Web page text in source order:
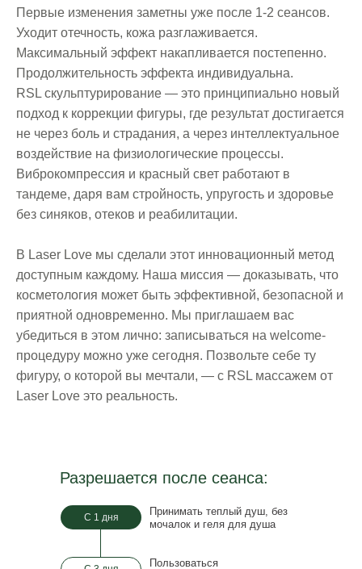
Первые изменения заметны уже после 1-2 сеансов.
Уходит отечность, кожа разглаживается.
Максимальный эффект накапливается постепенно.
Продолжительность эффекта индивидуальна.
RSL скульптурирование — это принципиально новый
подход к коррекции фигуры, где результат достигается
не через боль и страдания, а через интеллектуальное
воздействие на физиологические процессы.
Виброкомпрессия и красный свет работают в
тандеме, даря вам стройность, упругость и здоровье
без синяков, отеков и реабилитации.
В Laser Love мы сделали этот инновационный метод
доступным каждому. Наша миссия — доказывать, что
косметология может быть эффективной, безопасной и
приятной одновременно. Мы приглашаем вас
убедиться в этом лично: записываться на welcome-
процедуру можно уже сегодня. Позвольте себе ту
фигуру, о которой вы мечтали, — с RSL массажем от
Laser Love это реальность.
С 1 дня
Пользоваться
Принимать теплый душ, без
мочалок и геля для душа
Разрешается после сеанса: